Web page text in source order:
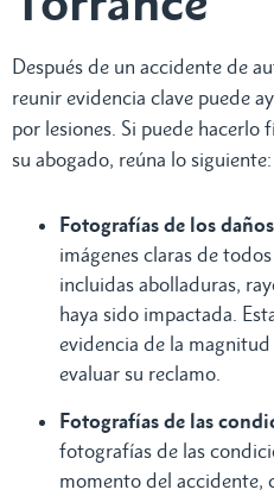
Después de un accidente de
reunir evidencia clave puede
por lesiones. Si puede hacerlo
su abogado, reúna lo siguiente:
Fotografías de los
imágenes claras de
incluidas abolladuras,
haya sido impactada.
evidencia de la
evaluar su reclamo.
Fotografías de las
fotografías de las
momento del accidente,